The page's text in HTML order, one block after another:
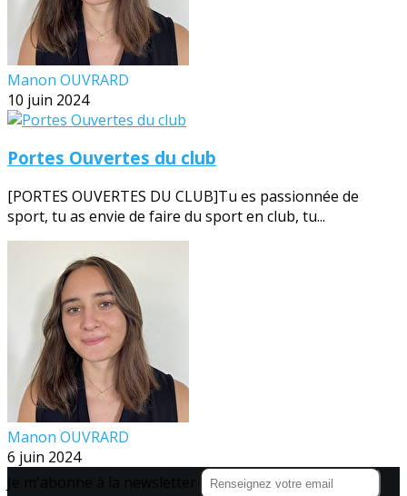
Manon OUVRARD
10 juin 2024
Portes Ouvertes du club
[PORTES OUVERTES DU CLUB]Tu es passionnée de
sport, tu as envie de faire du sport en club, tu...
Manon OUVRARD
6 juin 2024